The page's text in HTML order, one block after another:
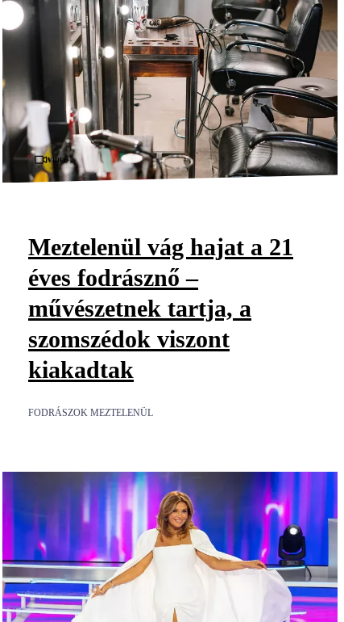
Videó
Meztelenül vág hajat a 21
éves fodrásznő –
művészetnek tartja, a
szomszédok viszont
kiakadtak
FODRÁSZOK MEZTELENÜL